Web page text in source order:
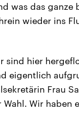
was das ganze
wieder ins
sind hier
eigentlich
Frau
Wir haben